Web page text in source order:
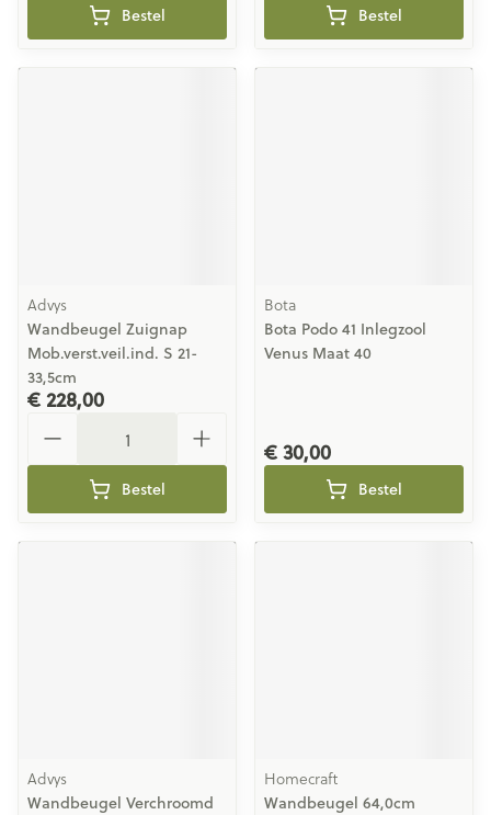
Bestel Bestel
Advys
Wandbeugel Zuignap
Mob.verst.veil.ind. S 21-
33,5cm
€ 228,00
Bestel
Bota
Bota Podo 41 Inlegzool
Venus Maat 40
€ 30,00
Bestel
Advys
Wandbeugel Verchroomd
Homecraft
Wandbeugel 64,0cm